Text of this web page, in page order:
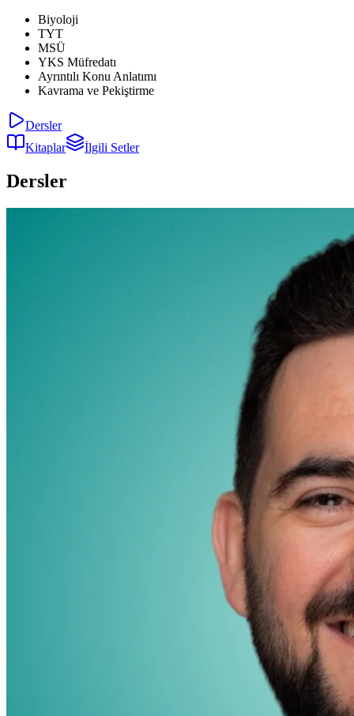
Biyoloji
TYT
MSÜ
YKS Müfredatı
Ayrıntılı Konu Anlatımı
Kavrama ve Pekiştirme
Dersler
Kitaplar
İlgili Setler
Dersler